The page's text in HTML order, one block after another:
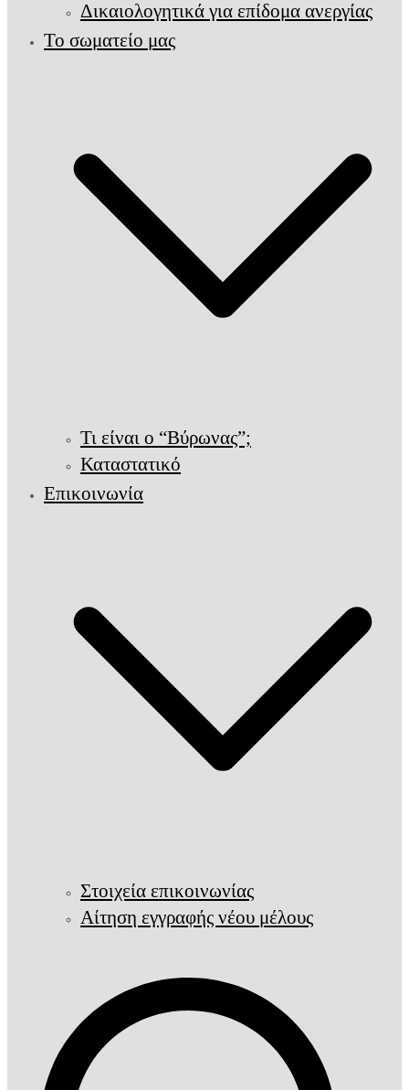
Δικαιολογητικά για επίδομα ανεργίας
Το σωματείο μας
Τι είναι ο “Βύρωνας”;
Καταστατικό
Επικοινωνία
Στοιχεία επικοινωνίας
Αίτηση εγγραφής νέου μέλους